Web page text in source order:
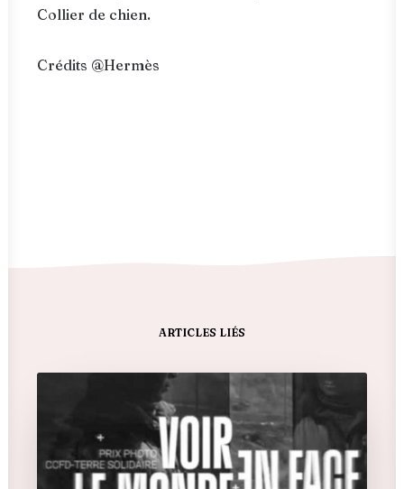
Collier de chien.
Crédits @Hermès
ARTICLES LIÉS